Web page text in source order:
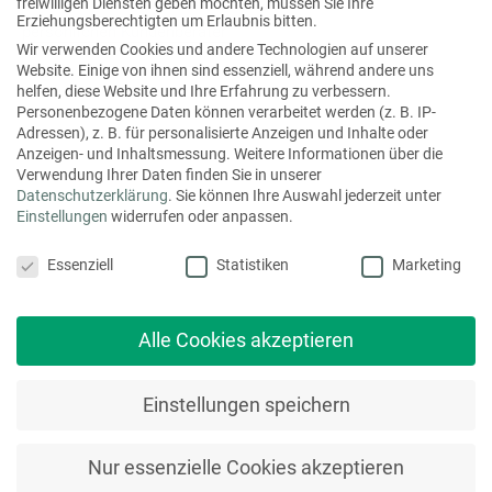
Sie haben Fragen zum InfinityPrint? Sprechen Sie Ihren
persönlichen Kundenberatergerne an!
A
d
r
e
s
s
e
n
t
r
e
Unternehmen/Firma
Name*
Vorname
Adresszeile 1
freiwilligen Diensten geben möchten, müssen Sie Ihre
Erziehungsberechtigten um Erlaubnis bitten.
Wir verwenden Cookies und andere Technologien auf unserer
Website. Einige von ihnen sind essenziell, während andere uns
helfen, diese Website und Ihre Erfahrung zu verbessern.
Personenbezogene Daten können verarbeitet werden (z. B. IP-
Adressen), z. B. für personalisierte Anzeigen und Inhalte oder
Anzeigen- und Inhaltsmessung. Weitere Informationen über die
Verwendung Ihrer Daten finden Sie in unserer
Datenschutzerklärung. Sie können Ihre Auswahl jederzeit unter
Einstellungen widerrufen oder anpassen.
Essenziell
Statistiken Marketing
Alle Cookies akzeptieren
Einstellungen speichern
Nur essenzielle Cookies akzeptieren